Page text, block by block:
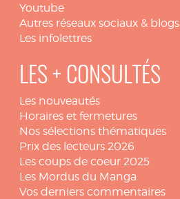
Youtube
Autres réseaux sociaux & blogs
Les infolettres
LES + CONSULTÉS
Les nouveautés
Horaires et fermetures
Nos sélections thématiques
Prix des lecteurs 2026
Les coups de coeur 2025
Les Mordus du Manga
Vos derniers commentaires